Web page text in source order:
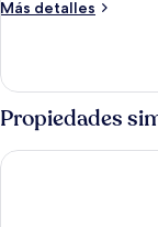
Más detalles
Más
(Pino)
Propiedades
Hotel Estepona Plaza